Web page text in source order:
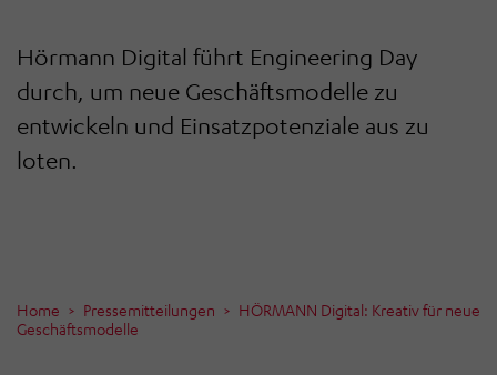
Hörmann Digital führt Engineering Day
durch, um neue Geschäftsmodelle zu
entwickeln und Einsatzpotenziale aus zu
loten.
Home Pressemitteilungen
HÖRMANN Digital: Kreativ für neue
Geschäftsmodelle